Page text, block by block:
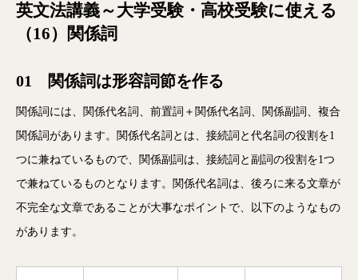
英文法講義～大学受験・高校受験に使える
（16）関係詞
01 関係詞は形容詞節を作る
関係詞には、関係代名詞、前置詞＋関係代名詞、関係副詞、複合
関係詞があります。関係代名詞とは、接続詞と代名詞の役割を1
つに兼ねているもので、関係副詞は、接続詞と副詞の役割を1つ
で兼ねているものとなります。関係代名詞は、後ろに来る文章が
不完全な文章であることが大事なポイントで、以下のようなもの
があります。